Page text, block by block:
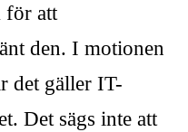
för att
den. I motionen
det gäller IT-
Det sägs inte att